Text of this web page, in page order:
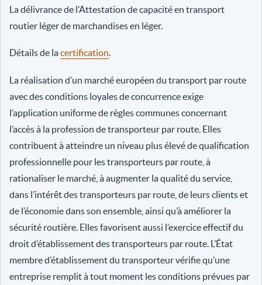
La délivrance de l’Attestation de capacité en transport
routier léger de marchandises en léger.
Détails de lacertification.
La réalisation d’un marché européen du transport par route
avec des conditions loyales de concurrence exige
l’application uniforme de règles communes concernant
l’accès à la profession de transporteur par route. Elles
contribuent à atteindre un niveau plus élevé de qualification
professionnelle pour les transporteurs par route, à
rationaliser le marché, à augmenter la qualité du service,
dans l’intérêt des transporteurs par route, de leurs clients et
de l’économie dans son ensemble, ainsi qu’à améliorer la
sécurité routière. Elles favorisent aussi l’exercice effectif du
droit d’établissement des transporteurs par route. L’État
membre d’établissement du transporteur vérifie qu’une
entreprise remplit à tout moment les conditions prévues par